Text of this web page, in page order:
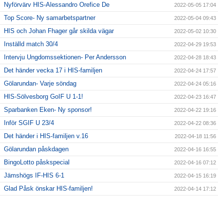
Nyförvärv HIS-Alessandro Orefice De 2022-05-05 17:04
Top Score- Ny samarbetspartner 2022-05-04 09:43
HIS och Johan Fhager går skilda vägar 2022-05-02 10:30
Inställd match 30/4 2022-04-29 19:53
Intervju Ungdomssektionen- Per Andersson 2022-04-28 18:43
Det händer vecka 17 i HIS-familjen 2022-04-24 17:57
Gölarundan- Varje söndag 2022-04-24 05:16
HIS-Sölvesborg GoIF U 1-1! 2022-04-23 16:47
Sparbanken Eken- Ny sponsor! 2022-04-22 19:16
Inför SGIF U 23/4 2022-04-22 08:36
Det händer i HIS-familjen v.16 2022-04-18 11:56
Gölarundan påskdagen 2022-04-16 16:55
BingoLotto påskspecial 2022-04-16 07:12
Jämshögs IF-HIS 6-1 2022-04-15 16:19
Glad Påsk önskar HIS-familjen! 2022-04-14 17:12